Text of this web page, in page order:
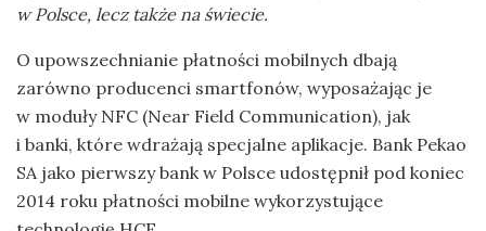
w Polsce, lecz także na świecie.
O upowszechnianie płatności mobilnych dbają
zarówno producenci smartfonów, wyposażając je
w moduły NFC (Near Field Communication), jak
i banki, które wdrażają specjalne aplikacje. Bank Pekao
SA jako pierwszy bank w Polsce udostępnił pod koniec
2014 roku płatności mobilne wykorzystujące